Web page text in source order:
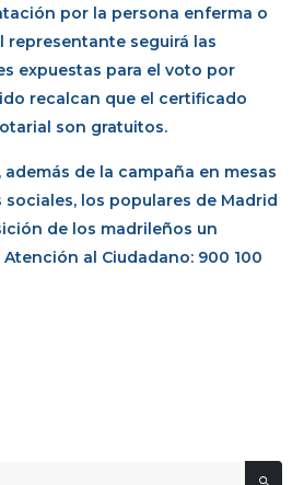
por la persona enferma o
representante seguirá las
expuestas para el voto por
recalcan que el certificado
son gratuitos.
además de la campaña en mesas
los populares de Madrid
de los madrileños un
al Ciudadano: 900 100